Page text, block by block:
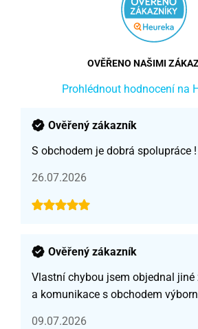
OVĚŘENO NAŠIMI
Prohlédnout hodnocení na
Ověřený zákazník
S obchodem je dobrá spolupráce !
26.07.2026
Ověřený zákazník
Vlastní chybou jsem objednal jiné
a komunikace s obchodem
09.07.2026